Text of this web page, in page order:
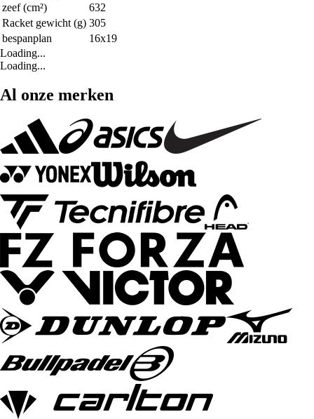
zeef (cm²)
632
Racket gewicht (g) 305
bespanplan
16x19
Loading...
Loading...
Al onze merken